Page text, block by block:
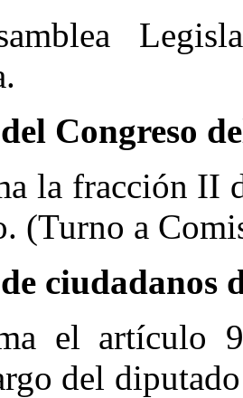
Congreso
la fracción II
(Turno a
ciudadanos
el artículo
del